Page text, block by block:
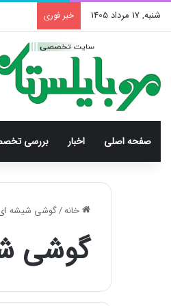
شنبه, 17 مرداد 1405 خبر فوری
صفحه اصلی اخبار بررسی‌
خانه/گوشی شیشه
گوشی